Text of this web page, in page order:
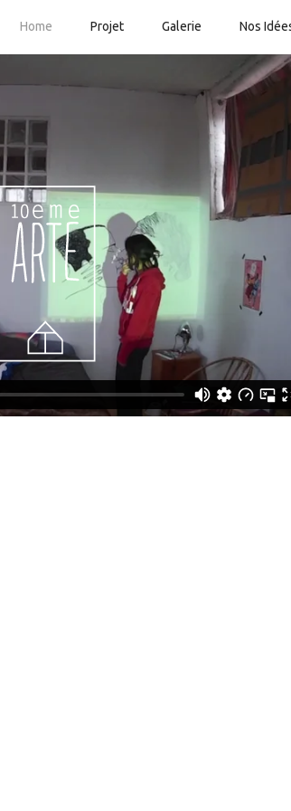
Home Projet Galerie Nos